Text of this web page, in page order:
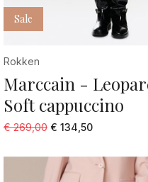
Sale
Rokken
Marccain -
Soft cappuccino
€ 269,00 € 134,50